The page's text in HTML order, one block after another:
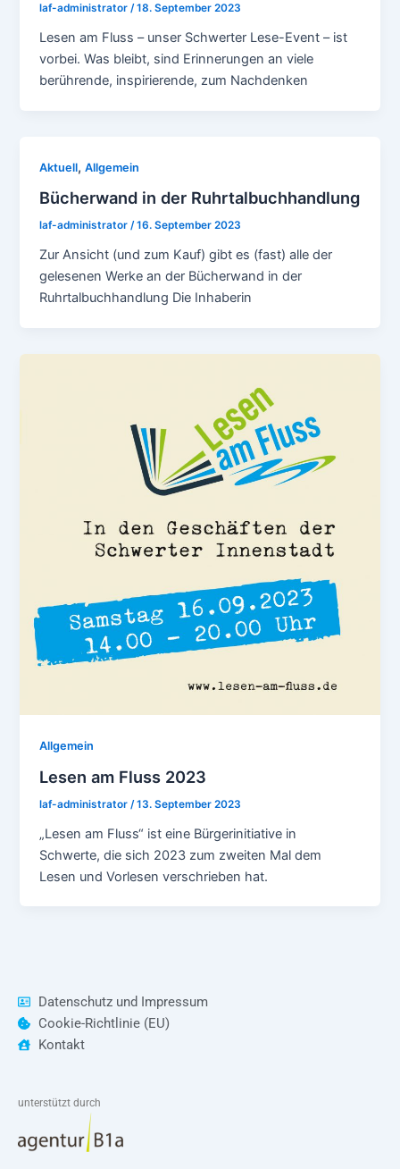
laf-administrator/18. September 2023
Lesen am Fluss – unser Schwerter Lese-Event – ist
vorbei. Was bleibt, sind Erinnerungen an viele
berührende, inspirierende, zum Nachdenken
Aktuell,Allgemein
Bücherwand in der Ruhrtalbuchhandlung
laf-administrator/16. September 2023
Zur Ansicht (und zum Kauf) gibt es (fast) alle der
gelesenen Werke an der Bücherwand in der
Ruhrtalbuchhandlung Die Inhaberin
Allgemein
Lesen am Fluss 2023
laf-administrator /13. September 2023
„Lesen am Fluss“ ist eine Bürgerinitiative in
Schwerte, die sich 2023 zum zweiten Mal dem
Lesen und Vorlesen verschrieben hat.
Datenschutz und Impressum
Cookie-Richtlinie (EU)
Kontakt
unterstützt durch